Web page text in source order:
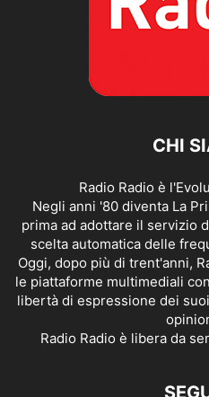
CHI
Radio Radio è
Negli anni '80 diventa La
prima ad adottare il servizio
scelta automatica delle
Oggi, dopo più di trent'anni,
le piattaforme multimediali
libertà di espressione dei
Radio Radio è libera da